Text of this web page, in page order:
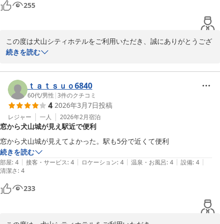
2026-06-03
255
この度は犬山シティホテルをご利用いただき、誠にありがとうござ
いました。
チェックインのお時間の関係でご滞在時間が短く感じられたとの事
でしたが、そのような中でも接客やお部屋の雰囲気のついて温かい
お言葉をいただき、
大変嬉しく拝見いたしました。
また、バスタオルの設置場所につきましてはご不便をおかけし申し
訳ございませんでした。
いただいたご意見は今後の備品配置の参考として
大切に検討させていただきます。
貴重なお声をお寄せいただきありがとうございました。
続きを読む
ｔａｔｓｕｏ6840
60代/男性 |3件のクチコミ
4 2026年3月7日投稿
レジャー 一人 2026年2月宿泊
窓から犬山城が見え駅近で便利
窓から犬山城が見えてよかった。駅も5分で近くて便利
続きを読む
部屋: 4 | 接客・サービス: 4 | ロケーション: 4 | 温泉・お風呂: 4 | 設備: 4 |
清潔さ: 4
233